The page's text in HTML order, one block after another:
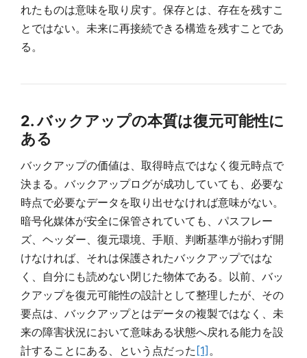
れたものは意味を取り戻す。保存とは、存在を残すこ
とではない。未来に再接続できる構造を残すことであ
る。
2. バックアップの本質は復元可能性に
ある
バックアップの価値は、取得時点ではなく復元時点で
決まる。バックアップログが成功していても、必要な
時点で必要なデータを取り出せなければ意味がない。
暗号化媒体が安全に保管されていても、パスフレー
ズ、ヘッダー、復元環境、手順、判断基準が揃わず開
けなければ、それは保護されたバックアップではな
く、自分にも読めない閉じた物体である。以前、バッ
クアップを復元可能性の設計として整理したが、その
要点は、バックアップとはデータの複製ではなく、未
来の障害状況において意味ある状態へ戻れる能力を設
計することにある、という点だった[1] 。